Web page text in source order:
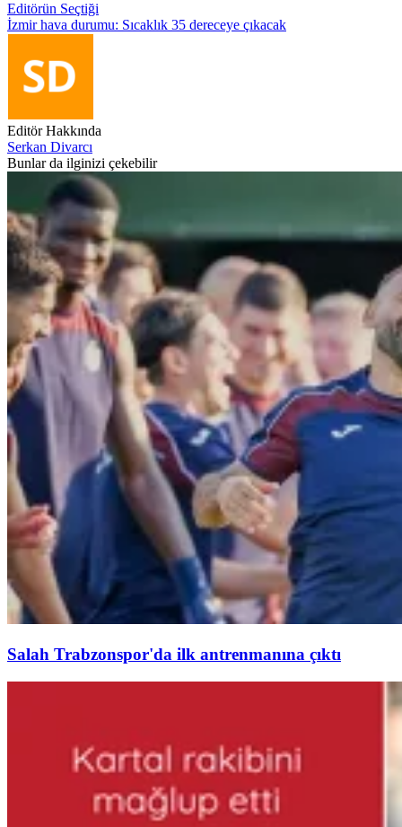
Editörün Seçtiği
İzmir hava durumu: Sıcaklık 35 dereceye çıkacak
Editör Hakkında
Serkan Divarcı
Bunlar da ilginizi çekebilir
Salah Trabzonspor'da ilk antrenmanına çıktı